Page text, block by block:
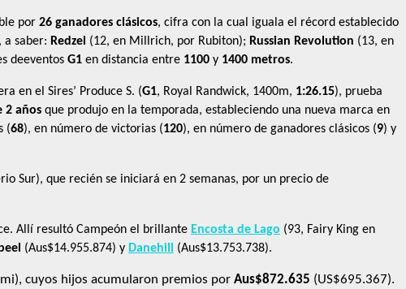
por 26 ganadores clásicos, cifra con la cual iguala el récord establecido
, a saber: Redzel (12, en Millrich, por Rubiton); Russian Revolution (13, en
deeventos G1 en distancia entre 1100 y 1400 metros.
en el Sires’ Produce S. (G1, Royal Randwick, 1400m, 1:26.15), prueba
2 años que produjo en la temporada, estableciendo una nueva marca en
(68), en número de victorias (120), en número de ganadores clásicos (9) y
Sur), que recién se iniciará en 2 semanas, por un precio de
Allí resultó Campeón el brillante Encosta de Lago (93, Fairy King en
(Aus$14.955.874) y Danehill (Aus$13.753.738).
cuyos hijos acumularon premios por Aus$872.635 (US$695.367).